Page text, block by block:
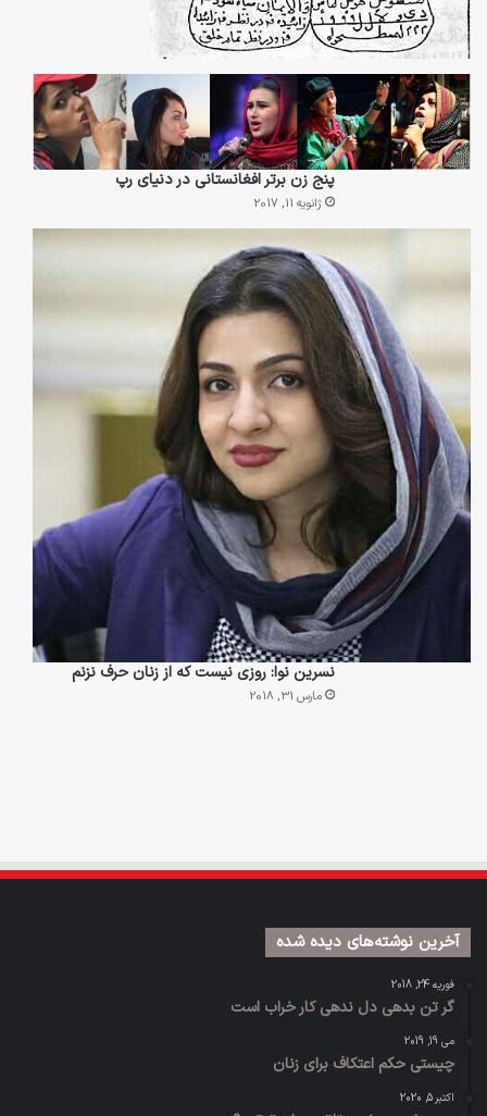
پنج زن برتر افغانستانی در دنیای رپ
ژانویه 11, 2017
نسرین نوا: روزی نیست که از زنان حرف نزنم
مارس 31, 2018
آخرین نوشته‌های دیده شده
فوریه 24, 2018
گر تن بدهی دل ندهی کار خراب است
می 19, 2019
چیستی حکم اعتکاف برای زنان
اکتبر 5, 2020